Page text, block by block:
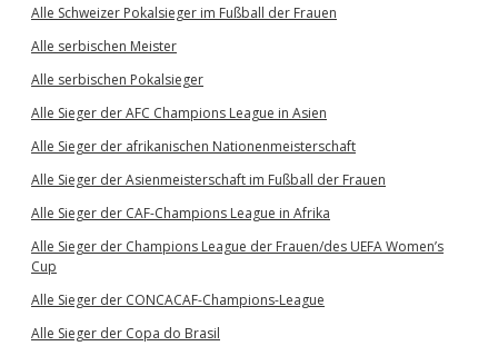
Alle Schweizer Pokalsieger im Fußball der Frauen
Alle serbischen Meister
Alle serbischen Pokalsieger
Alle Sieger der AFC Champions League in Asien
Alle Sieger der afrikanischen Nationenmeisterschaft
Alle Sieger der Asienmeisterschaft im Fußball der Frauen
Alle Sieger der CAF-Champions League in Afrika
Alle Sieger der Champions League der Frauen/des UEFA Women’s
Cup
Alle Sieger der CONCACAF-Champions-League
Alle Sieger der Copa do Brasil